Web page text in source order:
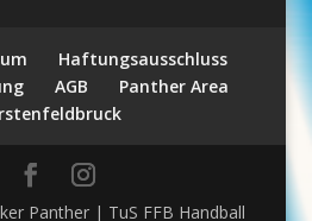
Haftungsausschluss
AGB
Panther Area
Panther | TuS FFB Handball